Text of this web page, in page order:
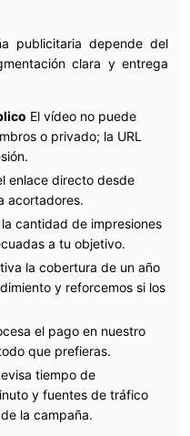
publicitaria depende del
clara y entrega
El vídeo no puede
o privado; la URL
enlace directo desde
acortadores.
la cantidad de impresiones
a tu objetivo.
la cobertura de un año
y reforcemos si los
el pago en nuestro
que prefieras.
tiempo de
y fuentes de tráfico
la campaña.